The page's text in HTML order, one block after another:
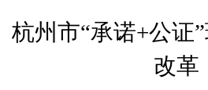
杭州市“承诺+公证
改革